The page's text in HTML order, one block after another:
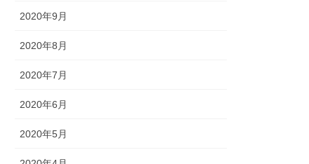
2020年9月
2020年8月
2020年7月
2020年6月
2020年5月